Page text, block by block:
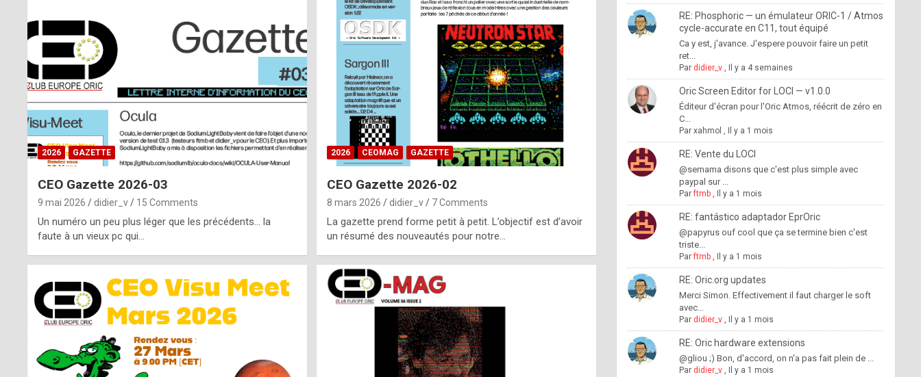
ff
2026 GAZETTE
CEO Gazette 2026-03
9 mai 2026 didier_v 15 Comments
Un numéro un peu plus léger que les précédents… la
faute à un vieux pc qui…
2026 CEOMAG GAZETTE
CEO Gazette 2026-02
8 mars 2026 didier_v 7 Comments
La gazette prend forme petit à petit. L’objectif est d’avoir
un résumé des nouveautés pour notre…
RE: Phosphoric — un émulateur ORIC-1 / Atmos
cycle-accurate en C11, tout équipé
Ca y est, j'avance. J'espere pouvoir faire un petit
ret...
Par didier_v, Il y a 4 semaines
Oric Screen Editor for LOCI — v1.0.0
Éditeur d'écran pour l'Oric Atmos, réécrit de zéro en
C...
Par xahmol , Il y a 1 mois
RE: Vente du LOCI
@semama disons que c'est plus simple avec
paypal sur ...
Parftmb, Il y a 1 mois
RE: fantástico adaptador EprOric
@papyrus ouf cool que ça se termine bien c'est
triste...
Parftmb, Il y a 1 mois
RE: Oric.org updates
Merci Simon. Effectivement il faut charger le soft
avec...
Par didier_v, Il y a 1 mois
RE: Oric hardware extensions
@gliou ;) Bon, d'accord, on n'a pas fait plein de ...
Par didier_v, Il y a 1 mois